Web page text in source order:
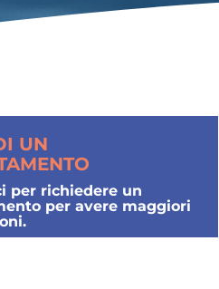
UN
per richiedere un
per avere maggiori